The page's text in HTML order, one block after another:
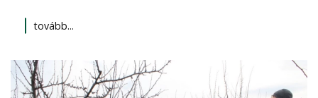
tovább...